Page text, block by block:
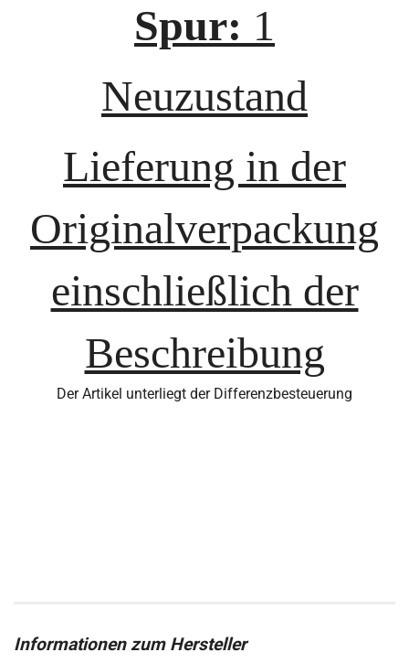
Spur: 1
Neuzustand
Lieferung in der
Originalverpackung
einschließlich der
Beschreibung
Der Artikel unterliegt der Differenzbesteuerung